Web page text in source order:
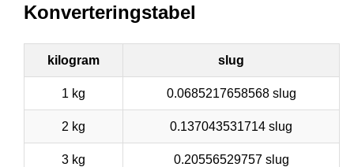
Konverteringstabel
kilogram slug
1 kg 0.0685217658568 slug
2 kg 0.137043531714 slug
3 kg 0.20556529757 slug